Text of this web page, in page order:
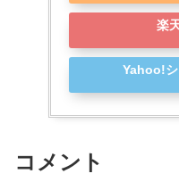
楽
Yahoo!シ
コメント